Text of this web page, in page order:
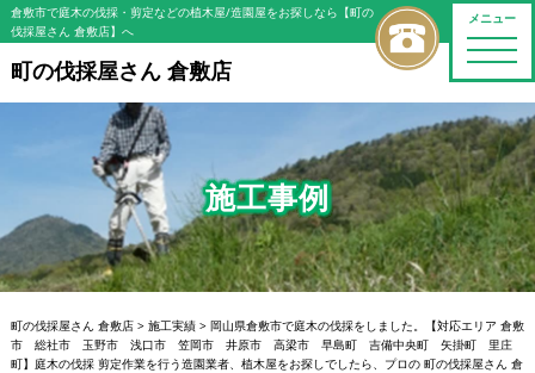
メニュー
toggle
倉敷市で庭木の伐採・剪定などの植木屋/造園屋をお探しなら【町の
伐採屋さん 倉敷店】へ
町の伐採屋さん 倉敷店
施工事例
町の伐採屋さん 倉敷店> 施工実績> 岡山県倉敷市で庭木の伐採をしました。【対応エリア 倉敷
市 総社市 玉野市 浅口市 笠岡市 井原市 高梁市 早島町 吉備中央町 矢掛町 里庄
町】庭木の伐採 剪定作業を行う造園業者、植木屋をお探しでしたら、プロの 町の伐採屋さん 倉